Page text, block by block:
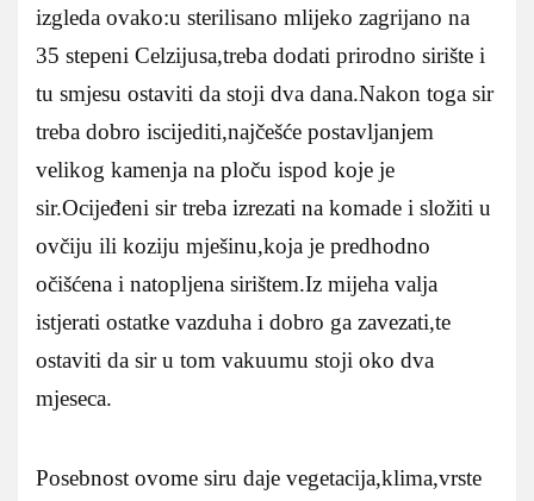
izgleda ovako:u sterilisano mlijeko zagrijano na
35 stepeni Celzijusa,treba dodati prirodno sirište i
tu smjesu ostaviti da stoji dva dana.Nakon toga sir
treba dobro iscijediti,najčešće postavljanjem
velikog kamenja na ploču ispod koje je
sir.Ocijeđeni sir treba izrezati na komade i složiti u
ovčiju ili koziju mješinu,koja je predhodno
očišćena i natopljena sirištem.Iz mijeha valja
istjerati ostatke vazduha i dobro ga zavezati,te
ostaviti da sir u tom vakuumu stoji oko dva
mjeseca.
Posebnost ovome siru daje vegetacija,klima,vrste